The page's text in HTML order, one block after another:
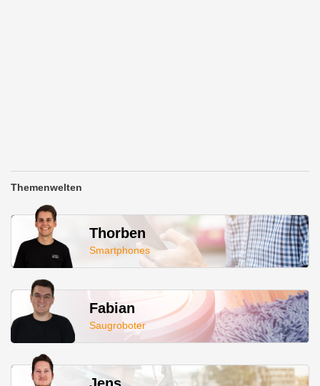
Themenwelten
Thorben
Smartphones
Fabian
Saugroboter